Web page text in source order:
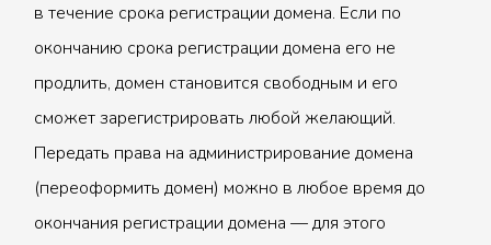
в течение срока регистрации домена. Если по
окончанию срока регистрации домена его не
продлить, домен становится свободным и его
сможет зарегистрировать любой желающий.
Передать права на администрирование домена
(переоформить домен) можно в любое время до
окончания регистрации домена — для этого